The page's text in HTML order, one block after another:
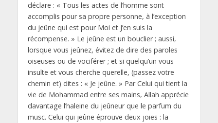
déclare : « Tous les actes de l’homme sont
accomplis pour sa propre personne, à l’exception
du jeûne qui est pour Moi et J’en suis la
récompense. » Le jeûne est un bouclier ; aussi,
lorsque vous jeûnez, évitez de dire des paroles
oiseuses ou de vociférer ; et si quelqu’un vous
insulte et vous cherche querelle, (passez votre
chemin et) dites : « Je jeûne. » Par Celui qui tient la
vie de Mohammad entre ses mains, Allah apprécie
davantage l’haleine du jeûneur que le parfum du
musc. Celui qui jeûne éprouve deux joies : la